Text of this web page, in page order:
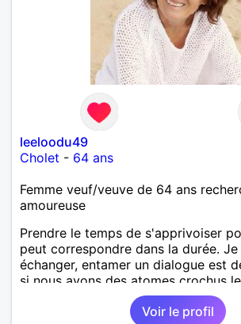
leeloodu49
Cholet - 64 ans
Femme veuf/veuve de 64 ans
amoureuse
Prendre le temps de s'apprivoiser
peut correspondre dans la durée.
échanger, entamer un dialogue est
si nous avons des atomes crochus
mettrons en place petit à petit
Voir le profil